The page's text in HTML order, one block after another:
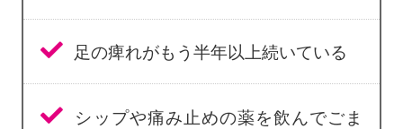
足の痺れがもう半年以上続いている
シップや痛み止めの薬を飲んでごま